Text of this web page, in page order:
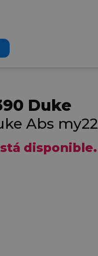
Duke
Abs my22
disponible.